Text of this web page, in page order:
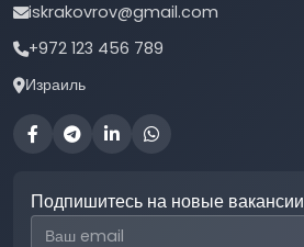
iskrakovrov@gmail.com
+972 123 456 789
Израиль
Подпишитесь на новые вакансии
Email для подписки